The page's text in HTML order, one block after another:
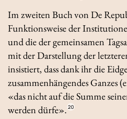
Im zweiten Buch vonDe
Funktionsweise der
und die der gemeinsamen
mit der Darstellung der
insistiert, dass dank ihr die
zusammenhängendes Ganzes
«das nicht auf die Summe
werden dürfe». 20